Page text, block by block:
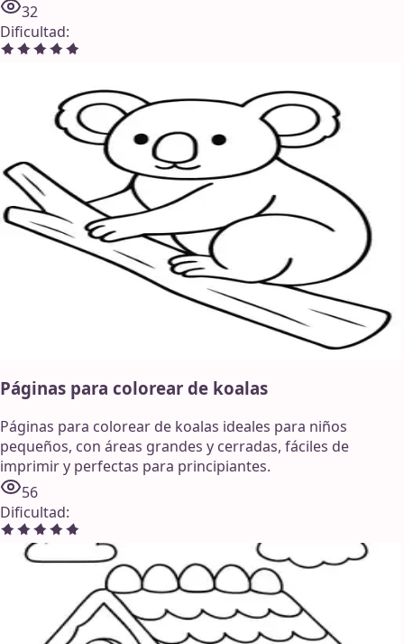
32
Dificultad:
Páginas para colorear de koalas
Páginas para colorear de koalas ideales para niños
pequeños, con áreas grandes y cerradas, fáciles de
imprimir y perfectas para principiantes.
56
Dificultad: